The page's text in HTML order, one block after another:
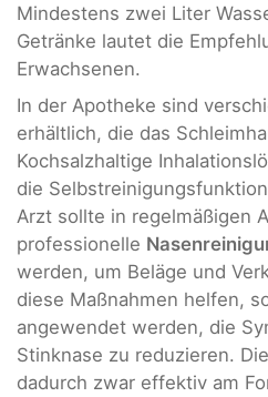
Mindestens zwei Liter
Getränke lautet die
Erwachsenen.
In der Apotheke sind
erhältlich, die das
Kochsalzhaltige
die
Arzt sollte in regelmäßigen
professionelle
werden, um Beläge und
diese Maßnahmen helfen,
angewendet werden, die
Stinknase zu reduzieren.
dadurch zwar effektiv am